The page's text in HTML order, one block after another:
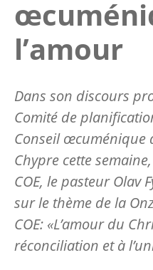
l’amour
Dans son discours
Comité de
Conseil œcuménique
Chypre cette
COE, le pasteur Olav
sur le thème de la
COE: «L’amour du
réconciliation et à